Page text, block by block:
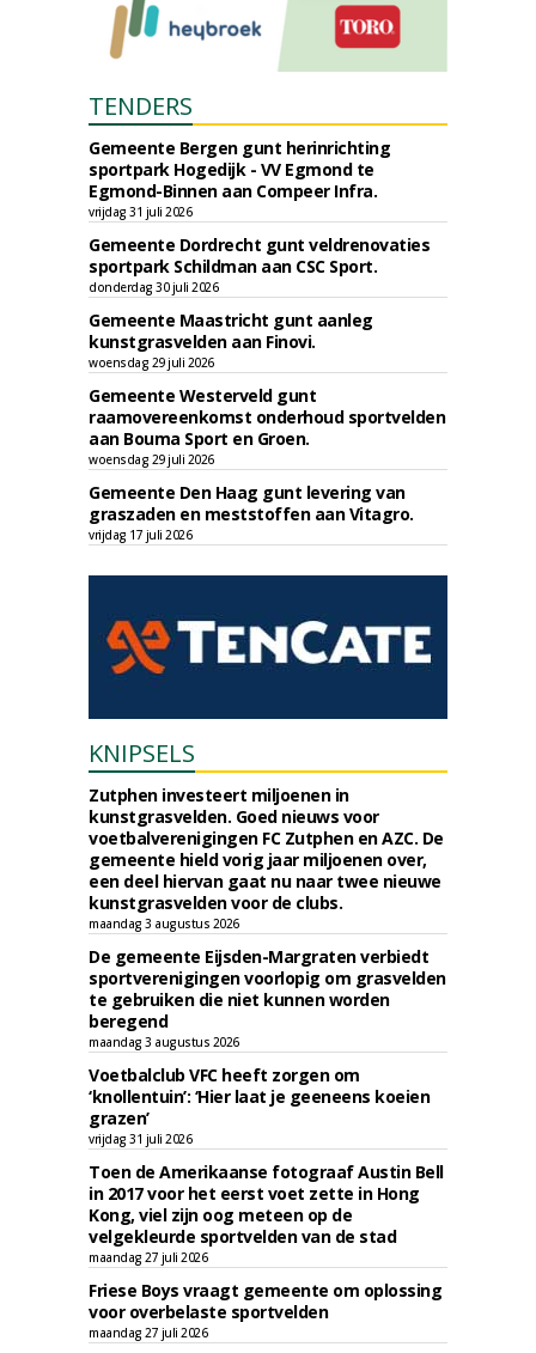
TENDERS
Gemeente Bergen gunt herinrichting
sportpark Hogedijk - VV Egmond te
Egmond-Binnen aan Compeer Infra.
vrijdag 31 juli 2026
Gemeente Dordrecht gunt veldrenovaties
sportpark Schildman aan CSC Sport.
donderdag 30 juli 2026
Gemeente Maastricht gunt aanleg
kunstgrasvelden aan Finovi.
woensdag 29 juli 2026
Gemeente Westerveld gunt
raamovereenkomst onderhoud sportvelden
aan Bouma Sport en Groen.
woensdag 29 juli 2026
Gemeente Den Haag gunt levering van
graszaden en meststoffen aan Vitagro.
vrijdag 17 juli 2026
KNIPSELS
Zutphen investeert miljoenen in
kunstgrasvelden. Goed nieuws voor
voetbalverenigingen FC Zutphen en AZC. De
gemeente hield vorig jaar miljoenen over,
een deel hiervan gaat nu naar twee nieuwe
kunstgrasvelden voor de clubs.
maandag 3 augustus 2026
De gemeente Eijsden-Margraten verbiedt
sportverenigingen voorlopig om grasvelden
te gebruiken die niet kunnen worden
beregend
maandag 3 augustus 2026
Voetbalclub VFC heeft zorgen om
‘knollentuin’: ‘Hier laat je geeneens koeien
grazen’
vrijdag 31 juli 2026
Toen de Amerikaanse fotograaf Austin Bell
in 2017 voor het eerst voet zette in Hong
Kong, viel zijn oog meteen op de
velgekleurde sportvelden van de stad
maandag 27 juli 2026
Friese Boys vraagt gemeente om oplossing
voor overbelaste sportvelden
maandag 27 juli 2026